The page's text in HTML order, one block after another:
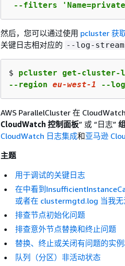
--filters 'Name=private-
然后，您可以通过使用 pcluster 获
关键日志相对应的 --log-
$ pcluster get-cluster-
--region eu-west-1 --
AWS ParallelCluster 在
CloudWatch 控制面板” 或 “日志”
CloudWatch 日志集成和亚马逊
主题
用于调试的关键日志
在中看到
或者在 clustermgtd.log 当我无
排查节点初始化问题
排查意外节点替换和终止问题
替换、终止或关闭有问题的实
队列（分区）非活动状态